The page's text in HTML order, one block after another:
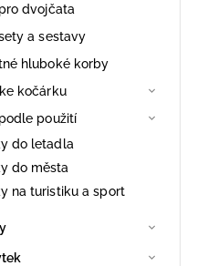
dvojčata
a sestavy
hluboké korby
kočárku
použití
do letadla
do města
na turistiku a sport